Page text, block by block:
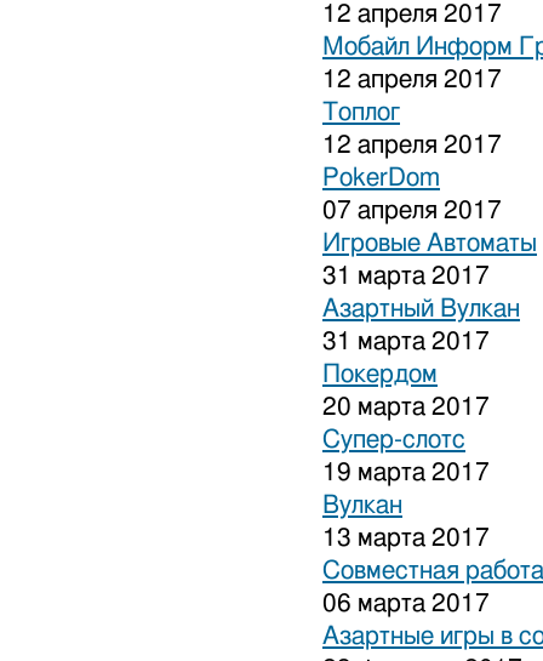
12 апреля 2017
Мобайл Информ
12 апреля 2017
Топлог
12 апреля 2017
PokerDom
07 апреля 2017
Игровые Автоматы
31 марта 2017
Азартный Вулкан
31 марта 2017
Покердом
20 марта 2017
Супер-слотс
19 марта 2017
Вулкан
13 марта 2017
Совместная
06 марта 2017
Азартные игры в